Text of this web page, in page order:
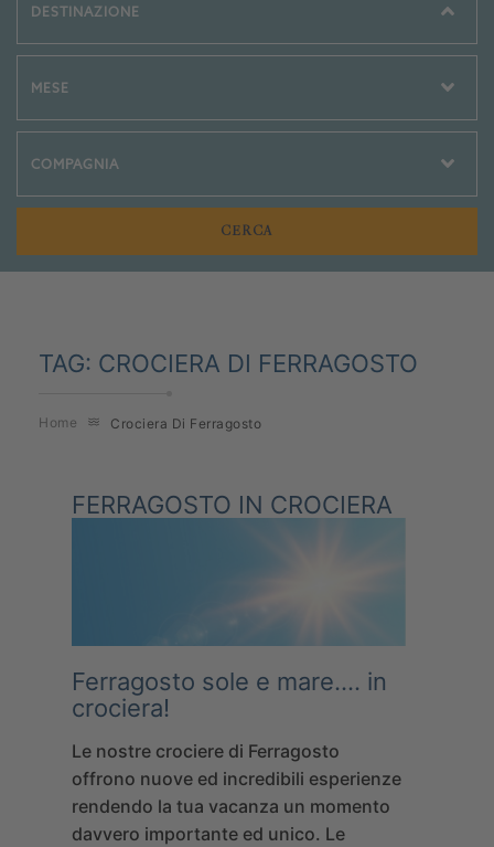
TAG: CROCIERA DI FERRAGOSTO
Home Crociera Di Ferragosto
FERRAGOSTO IN CROCIERA
Ferragosto sole e mare…. in
crociera!
Le nostre crociere di Ferragosto
offrono nuove ed incredibili esperienze
rendendo la tua vacanza un momento
davvero importante ed unico. Le